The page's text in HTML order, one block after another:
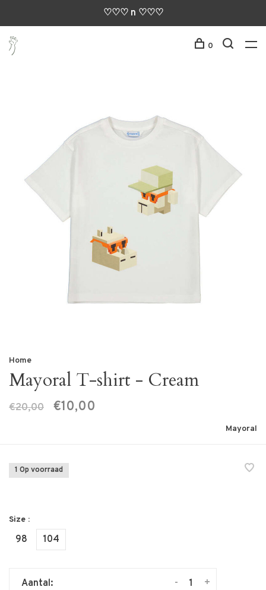
♡♡♡ n ♡♡♡
0
Home
Mayoral T-shirt - Cream
€20,00 €10,00
Mayoral
1 Op voorraad
Size :
98 104
Aantal: +
-